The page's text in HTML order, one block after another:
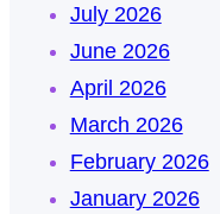
July 2026
June 2026
April 2026
March 2026
February 2026
January 2026